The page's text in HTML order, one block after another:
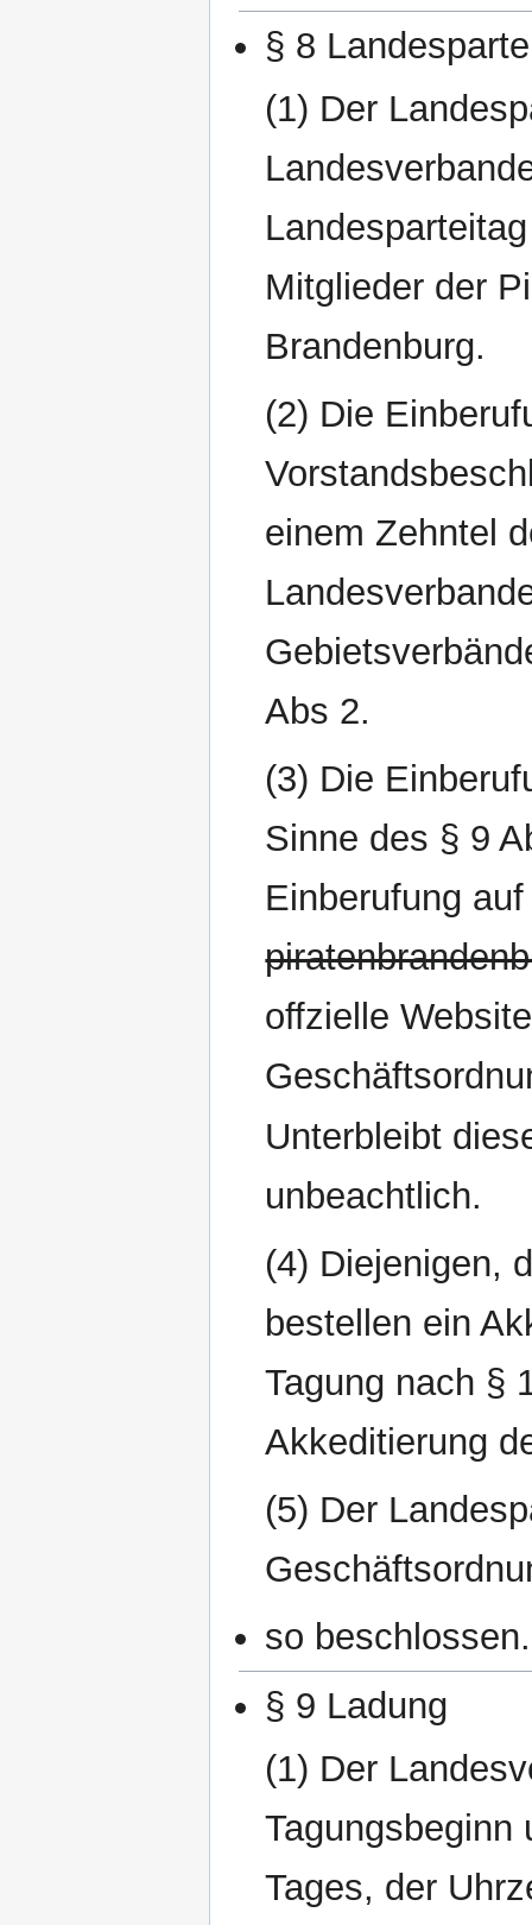
§ 8
(1) Der
Mitglieder der
Brandenburg.
(2) Die
einem Zehntel
Abs 2.
(3) Die
Sinne des § 9
Einberufung
offzielle
Unterbleibt
unbeachtlich.
(4) Diejenigen,
bestellen ein
Tagung nach §
Akkeditierung
(5) Der
so beschlossen.
§ 9 Ladung
(1) Der
Tagungsbeginn
Tages, der